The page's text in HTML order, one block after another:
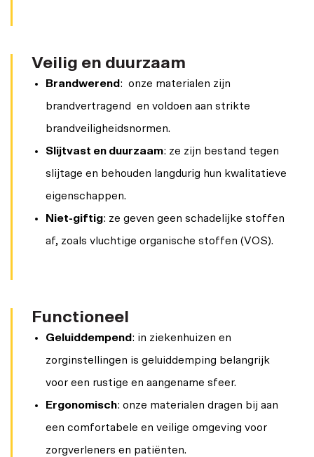
Veilig en duurzaam
Brandwerend : onze materialen zijn
brandvertragend en voldoen aan strikte
brandveiligheidsnormen.
Slijtvast en duurzaam: ze zijn bestand tegen
slijtage en behouden langdurig hun kwalitatieve
eigenschappen.
Niet-giftig: ze geven geen schadelijke stoffen
af, zoals vluchtige organische stoffen (VOS).
Functioneel
Geluiddempend : in ziekenhuizen en
zorginstellingen is geluiddemping belangrijk
voor een rustige en aangename sfeer.
Ergonomisch: onze materialen dragen bij aan
een comfortabele en veilige omgeving voor
zorgverleners en patiënten.